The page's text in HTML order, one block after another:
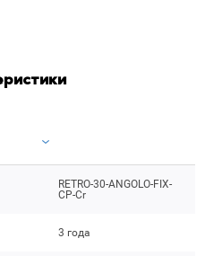
RETRO-30-ANGOLO-FIX-
CP-Cr
3 года